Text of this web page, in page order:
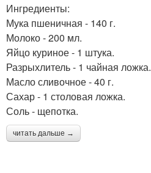
Ингредиенты:
Мука пшеничная - 140 г.
Молоко - 200 мл.
Яйцо куриное - 1 штука.
Разрыхлитель - 1 чайная ложка.
Масло сливочное - 40 г.
Сахар - 1 столовая ложка.
Соль - щепотка.
читать дальше →